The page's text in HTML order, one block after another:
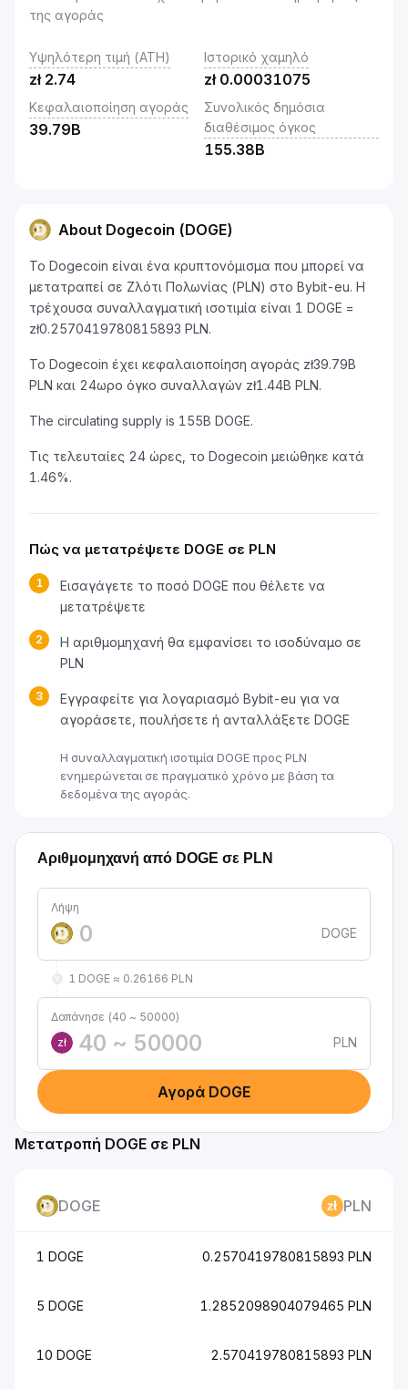
της αγοράς
Υψηλότερη τιμή (ATH)
zł 2.74
Ιστορικό χαμηλό
zł 0.00031075
Κεφαλαιοποίηση αγοράς
39.79B
Συνολικός δημόσια
διαθέσιμος όγκος
155.38B
About Dogecoin (DOGE)
Το Dogecoin είναι ένα κρυπτονόμισμα που μπορεί να
μετατραπεί σε Ζλότι Πολωνίας (PLN) στο Bybit-eu. Η
τρέχουσα συναλλαγματική ισοτιμία είναι 1 DOGE =
zł0.2570419780815893 PLN.
Το Dogecoin έχει κεφαλαιοποίηση αγοράς zł39.79B
PLN και 24ωρο όγκο συναλλαγών zł1.44B PLN.
The circulating supply is 155B DOGE.
Τις τελευταίες 24 ώρες, το Dogecoin μειώθηκε κατά
1.46%.
Πώς να μετατρέψετε DOGE σε PLN
1
Εισαγάγετε το ποσό DOGE που θέλετε να
μετατρέψετε
2
Η αριθμομηχανή θα εμφανίσει το ισοδύναμο σε
PLN
3
Εγγραφείτε για λογαριασμό Bybit-eu για να
αγοράσετε, πουλήσετε ή ανταλλάξετε DOGE
Η συναλλαγματική ισοτιμία DOGE προς PLN
ενημερώνεται σε πραγματικό χρόνο με βάση τα
δεδομένα της αγοράς.
Αριθμομηχανή από DOGE σε PLN
Λήψη
DOGE
1 DOGE ≈ 0.26166 PLN
Δαπάνησε (40 ~ 50000)
zł
PLN
Αγορά DOGE
Μετατροπή DOGE σε PLN
DOGE PLN
1 DOGE 0.2570419780815893 PLN
5 DOGE 1.2852098904079465 PLN
10 DOGE 2.570419780815893 PLN